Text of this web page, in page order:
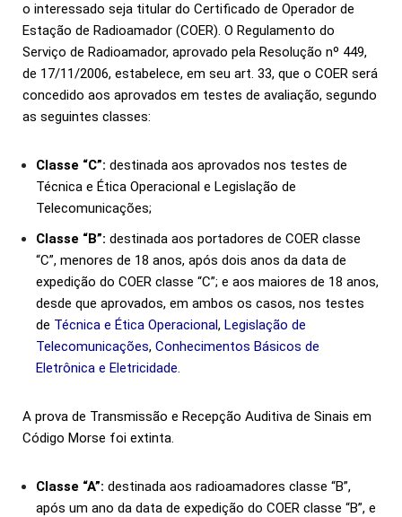
o interessado seja titular do Certificado de Operador de
Estação de Radioamador (COER). O Regulamento do
Serviço de Radioamador, aprovado pela Resolução nº 449,
de 17/11/2006, estabelece, em seu art. 33, que o COER será
concedido aos aprovados em testes de avaliação, segundo
as seguintes classes:
Classe “C”: destinada aos aprovados nos testes de
Técnica e Ética Operacional e Legislação de
Telecomunicações;
Classe “B”: destinada aos portadores de COER classe
“C”, menores de 18 anos, após dois anos da data de
expedição do COER classe “C”; e aos maiores de 18 anos,
desde que aprovados, em ambos os casos, nos testes
de Técnica e Ética Operacional, Legislação de
Telecomunicações, Conhecimentos Básicos de
Eletrônica e Eletricidade.
A prova de Transmissão e Recepção Auditiva de Sinais em
Código Morse foi extinta.
Classe “A”: destinada aos radioamadores classe “B”,
após um ano da data de expedição do COER classe “B”, e